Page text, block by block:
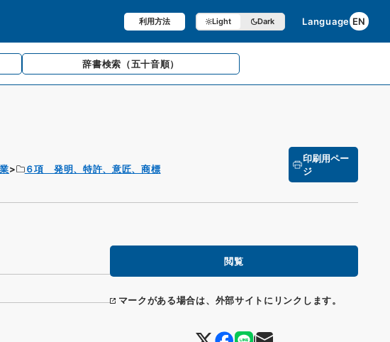
利用方法 Light Dark Language EN
辞書検索 （五十音順）
６項 発明、特許、意匠、商標
印刷用ペー
ジ
閲覧
マークがある場合は、外部サイトにリンクします。